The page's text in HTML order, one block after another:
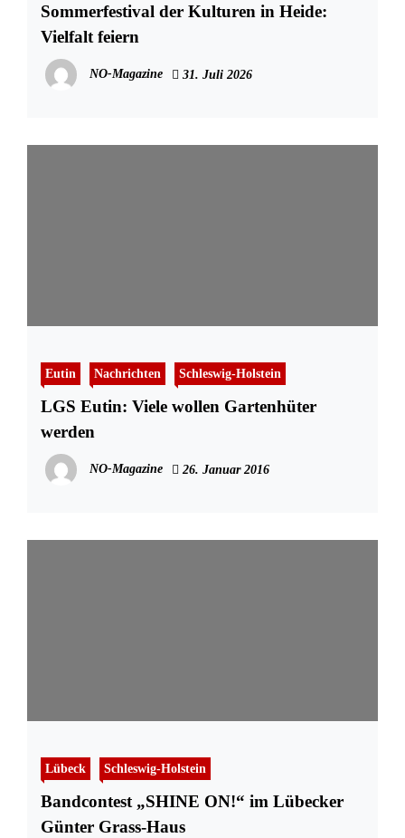
Sommerfestival der Kulturen in Heide:
Vielfalt feiern
NO-Magazine 31. Juli 2026
Eutin Nachrichten Schleswig-Holstein
LGS Eutin: Viele wollen Gartenhüter
werden
NO-Magazine 26. Januar 2016
Lübeck Schleswig-Holstein
Bandcontest „SHINE ON!“ im Lübecker
Günter Grass-Haus